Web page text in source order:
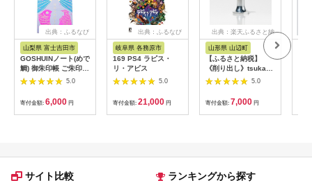
出典：ふるなび
山梨県 富士吉田市
GOSHUINノート(めで
鯛) 御朱印帳 ご朱印
神社 お寺 おしゃれ 旅
5.0
寄付金額: 6,000 円
出典：ふるなび
岐阜県 各務原市
169 PS4 ラピス・
リ・アビス
5.0
寄付金額: 21,000 円
出典：楽天ふるさと納
山形県 山辺町
【ふるさと納税】
《削り出し》tsukasu
ペン立て（アルミ製）
5.0
寄付金額: 7,000 円
サイト比較 ランキングから探す